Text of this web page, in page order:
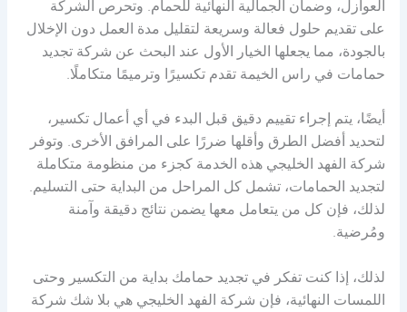
العوازل، وضمان الجمالية النهائية للحمام. وتحرص الشركة
على تقديم حلول فعالة وسريعة لتقليل مدة العمل دون الإخلال
بالجودة، مما يجعلها الخيار الأول عند البحث عن شركة تجديد
حمامات في راس الخيمة تقدم تكسيرًا وترميمًا متكاملًا.
أيضًا، يتم إجراء تقييم دقيق قبل البدء في أي أعمال تكسير،
لتحديد أفضل الطرق وأقلها ضررًا على المرافق الأخرى. وتوفر
شركة الفهد الخليجي هذه الخدمة كجزء من منظومة متكاملة
لتجديد الحمامات، تشمل كل المراحل من البداية حتى التسليم.
لذلك، فإن كل من يتعامل معها يضمن نتائج دقيقة وآمنة
ومُرضية.
لذلك، إذا كنت تفكر في تجديد حمامك بداية من التكسير وحتى
اللمسات النهائية، فإن شركة الفهد الخليجي هي بلا شك شركة